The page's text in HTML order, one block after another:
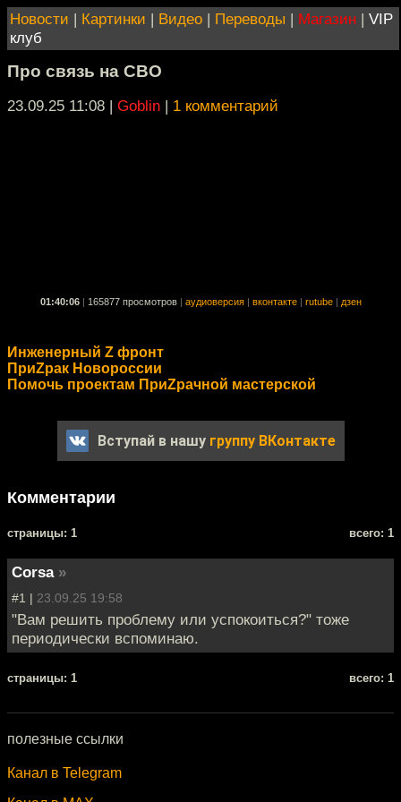
Новости | Картинки | Видео | Переводы | Магазин | VIP
клуб
Про связь на СВО
23.09.25 11:08 | Goblin | 1 комментарий
01:40:06 165877 просмотров аудиоверсия вконтакте rutube дзен
Инженерный Z фронт
ПриZрак Новороссии
Помочь проектам ПриZрачной мастерской
Вступай в нашу группу ВКонтакте
Комментарии
cтраницы: 1 всего: 1
Corsa »
#1 | 23.09.25 19:58
"Вам решить проблему или успокоиться?" тоже
периодически вспоминаю.
cтраницы: 1 всего: 1
полезные ссылки
Канал в Telegram